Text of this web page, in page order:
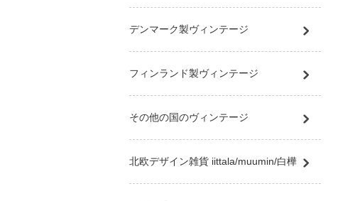
デンマーク製ヴィンテージ
フィンランド製ヴィンテージ
その他の国のヴィンテージ
北欧デザイン雑貨 iittala/muumin/白樺